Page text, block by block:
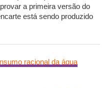
a primeira versão do
está sendo produzido